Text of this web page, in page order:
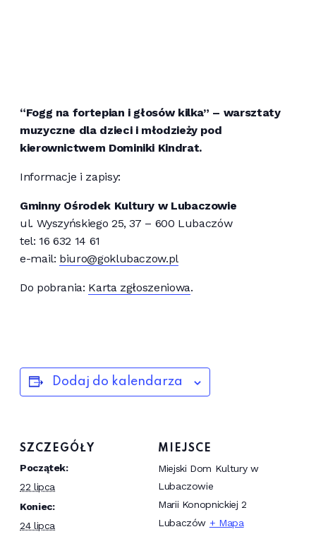
“Fogg na fortepian i głosów kilka” – warsztaty
muzyczne dla dzieci i młodzieży pod
kierownictwem Dominiki Kindrat.
Informacje i zapisy:
Gminny Ośrodek Kultury w Lubaczowie
ul. Wyszyńskiego 25, 37 – 600 Lubaczów
tel: 16 632 14 61
e-mail: biuro@goklubaczow.pl
Do pobrania: Karta zgłoszeniowa.
Dodaj do kalendarza
SZCZEGÓŁY
Początek:
22 lipca
Koniec:
24 lipca
MIEJSCE
Miejski Dom Kultury w
Lubaczowie
Marii Konopnickiej 2
Lubaczów + Mapa